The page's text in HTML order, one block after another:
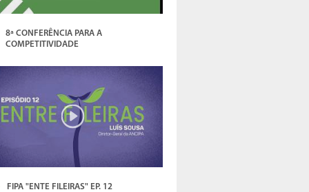
8ª CONFERÊNCIA PARA A
COMPETITIVIDADE
FIPA "ENTE FILEIRAS" EP. 12